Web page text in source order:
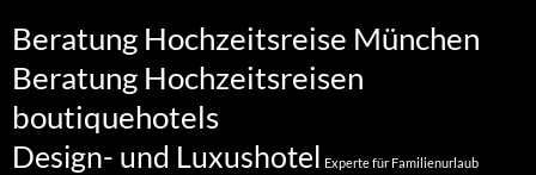
Beratung Hochzeitsreise München
Beratung Hochzeitsreisen
boutiquehotels
Design- und Luxushotel Experte für Familienurlaub